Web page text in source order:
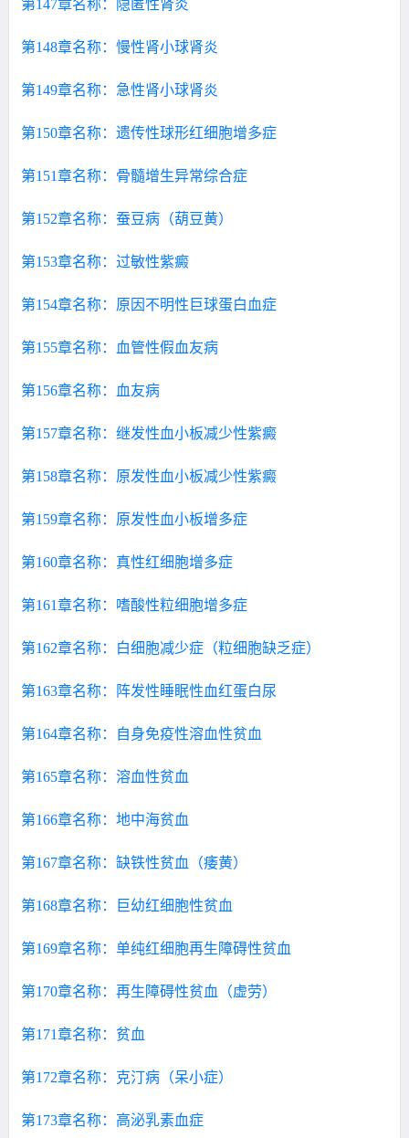
第147章名称：隐匿性肾炎
第148章名称：慢性肾小球肾炎
第149章名称：急性肾小球肾炎
第150章名称：遗传性球形红细胞增多症
第151章名称：骨髓增生异常综合症
第152章名称：蚕豆病（葫豆黄）
第153章名称：过敏性紫癜
第154章名称：原因不明性巨球蛋白血症
第155章名称：血管性假血友病
第156章名称：血友病
第157章名称：继发性血小板减少性紫癜
第158章名称：原发性血小板减少性紫癜
第159章名称：原发性血小板增多症
第160章名称：真性红细胞增多症
第161章名称：嗜酸性粒细胞增多症
第162章名称：白细胞减少症（粒细胞缺乏症）
第163章名称：阵发性睡眠性血红蛋白尿
第164章名称：自身免疫性溶血性贫血
第165章名称：溶血性贫血
第166章名称：地中海贫血
第167章名称：缺铁性贫血（痿黄）
第168章名称：巨幼红细胞性贫血
第169章名称：单纯红细胞再生障碍性贫血
第170章名称：再生障碍性贫血（虚劳）
第171章名称：贫血
第172章名称：克汀病（呆小症）
第173章名称：高泌乳素血症